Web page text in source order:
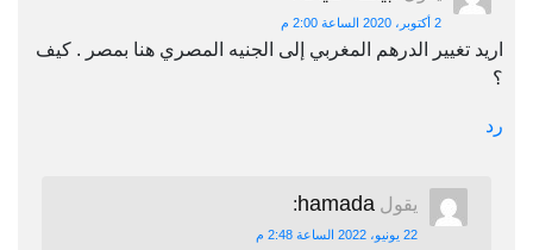
2 أكتوبر، 2020 الساعة 2:00 م
اريد تغيير الدرهم المغربي إلى الجنيه المصري هنا بمصر . كيف
؟
رد
يقول hamada
:
22 يونيو، 2022 الساعة 2:48 م